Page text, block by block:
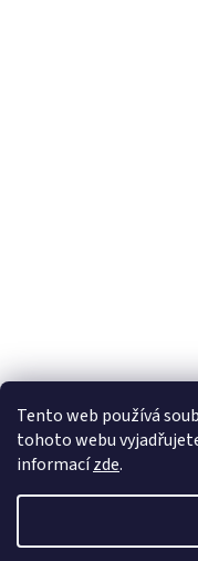
Tento web používá
tohoto webu
informacízde.
Copyright 2026